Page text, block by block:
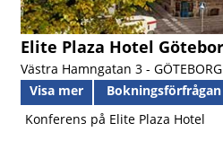
Elite Plaza Hotel
Västra Hamngatan 3 - GÖTEBORG
Visa mer
Bokningsförfrågan
Konferens på Elite Plaza Hotel